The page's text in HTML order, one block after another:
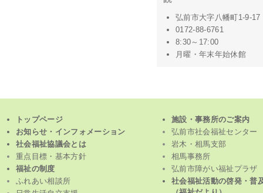
弘前市大字八幡町1-9-17
0172-88-6761
8:30～17:00
月曜・年末年始休館
トップページ
お知らせ・インフォメーション
社会福祉協議会とは
重点目標・基本方針
福祉の制度
ふれあい相談所
施設・事務所のご案内
弘前市社会福祉センター
岩木・相馬支部
相馬事務所
弘前市障がい福祉プラザ
社会福祉活動の啓発・普